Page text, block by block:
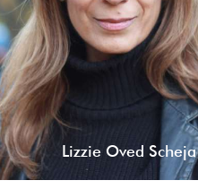
Lizzie Oved Scheja